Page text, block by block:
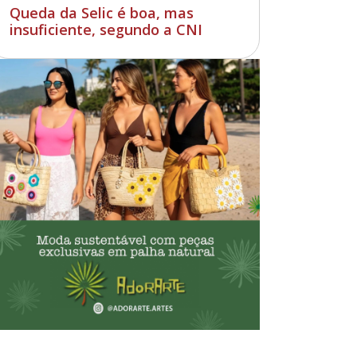
Queda da Selic é boa, mas
insuficiente, segundo a CNI